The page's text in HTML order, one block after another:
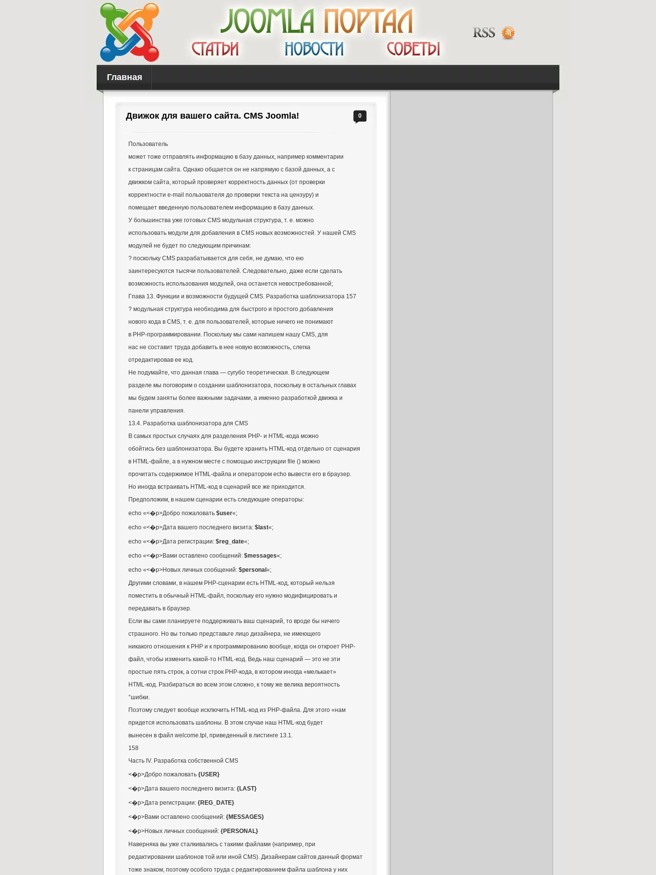
Главная
Движок для вашего сайта. CMS Joomla! 0
Пользователь
может тоже отправлять информацию в базу данных, например комментарии
к страницам сайта. Однако общается он не напрямую с базой данных, а с
движком сайта, который проверяет корректность данных (от проверки
корректности e-mail пользователя до проверки текста на цензуру) и
помещает введенную пользователем информацию в базу данных.
У большинства уже готовых CMS модульная структура, т. е. можно
использовать модули для добавления в CMS новых возможностей. У нашей CMS
модулей не будет по следующим причинам:
? поскольку CMS разрабатывается для себя, не думаю, что ею
заинтересуются тысячи пользователей. Следовательно, даже если сделать
возможность использования модулей, она останется невостребованной;
Гпава 13. Функции и возможности будущей CMS. Разработка шаблонизатора 157
? модульная структура необходима для быстрого и простого добавления
нового кода в CMS, т. е. для пользователей, которые ничего не понимают
в PHP-программировании. Поскольку мы сами напишем нашу CMS, для
нас не составит труда добавить в нее новую возможность, слегка
отредактировав ее код.
Не подумайте, что данная глава — сугубо теоретическая. В следующем
разделе мы поговорим о создании шаблонизатора, поскольку в остальных главах
мы будем заняты более важными задачами, а именно разработкой движка и
панели управления.
13.4. Разработка шаблонизатора для CMS
В самых простых случаях для разделения РНР- и HTML-кода можно
обойтись без шаблонизатора. Вы будете хранить HTML-код отдельно от сценария
в HTML-файле, а в нужном месте с помощью инструкции file () можно
прочитать содержимое HTML-файла и оператором echo вывести его в браузер.
Но иногда встраивать HTML-код в сценарий все же приходится.
Предположим, в нашем сценарии есть следующие операторы:
echo «<�р>Добро пожаловать $user«;
echo «<�р>Дата вашего последнего визита: $last«;
echo «<�р>Дата регистрации: $reg_date«;
echo «<�р>Вами оставлено сообщений: $messages«;
echo «<�р>Новых личных сообщений: $personal «;
Другими словами, в нашем PHP-сценарии есть HTML-код, который нельзя
поместить в обычный HTML-файл, поскольку его нужно модифицировать и
передавать в браузер.
Если вы сами планируете поддерживать ваш сценарий, то вроде бы ничего
страшного. Но вы только представьте лицо дизайнера, не имеющего
никакого отношения к РНР и к программированию вообще, когда он откроет РНР-
файл, чтобы изменить какой-то HTML-код. Ведь наш сценарий — это не эти
простые пять строк, а сотни строк PHP-кода, в котором иногда «мелькает»
HTML-код. Разбираться во всем этом сложно, к тому же велика вероятность
°шибки.
Поэтому следует вообще исключить HTML-код из PHP-файла. Для этого «нам
придется использовать шаблоны. В этом случае наш HTML-код будет
вынесен в файл welcome.tpl, приведенный в листинге 13.1.
158
Часть IV. Разработка собственной CMS
<�р>Добро пожаловать {USER}
<�р>Дата вашего последнего визита: {LAST}
<�р>Дата регистрации: {REG_DATE}
<�р>Вами оставлено сообщений: {MESSAGES}
<�р>Новых личных сообщений: {PERSONAL}
Наверняка вы уже сталкивались с такими файлами (например, при
редактировании шаблонов той или иной CMS). Дизайнерам сайтов данный формат
тоже знаком, поэтому особого труда с редактированием файла шаблона у них